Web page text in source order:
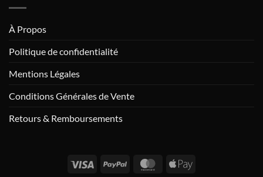
À Propos
Politique de confidentialité
Mentions Légales
Conditions Générales de Vente
Retours & Remboursements
Visa PayPal MasterCardApple